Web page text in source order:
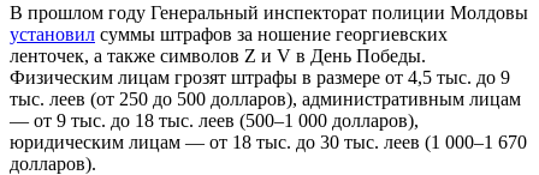
В прошлом году Генеральный инспекторат полиции Молдовы
установил суммы штрафов за ношение георгиевских
ленточек, а также символов Z и V в День Победы.
Физическим лицам грозят штрафы в размере от 4,5 тыс. до 9
тыс. леев (от 250 до 500 долларов), административным лицам
— от 9 тыс. до 18 тыс. леев (500–1 000 долларов),
юридическим лицам — от 18 тыс. до 30 тыс. леев (1 000–1 670
долларов).